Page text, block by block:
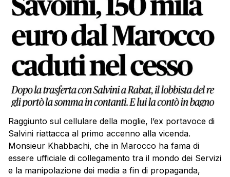
Raggiunto sul cellulare della moglie, l’ex portavoce di
Salvini riattacca al primo accenno alla vicenda.
Monsieur Khabbachi, che in Marocco ha fama di
essere ufficiale di collegamento tra il mondo dei Servizi
e la manipolazione dei media a fin di propaganda,